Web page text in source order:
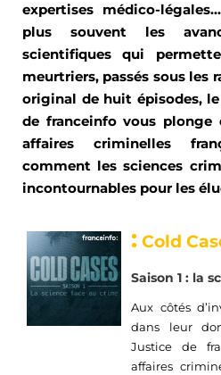
expertises médico-
plus souvent les
scientifiques qui
meurtriers, passés sous les
original de huit épisodes,
de franceinfovous plonge
affaires criminelles
comment les sciences
incontournables pour les
: Cold
Saison 1 : la
Aux côtés
dans leur
Justice de
affaires